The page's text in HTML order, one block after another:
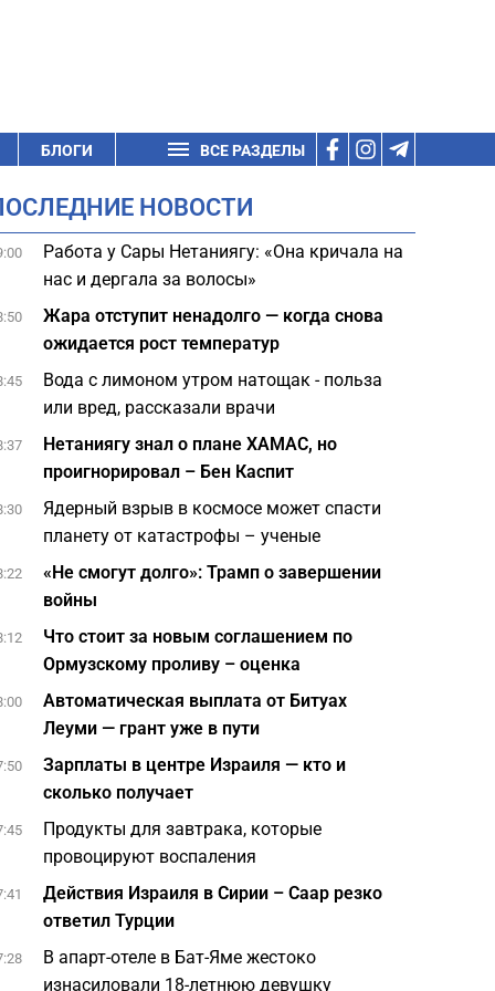
БЛОГИ ВСЕ РАЗДЕЛЫ
НОВОСТИ
Работа у Сары Нетаниягу: «Она кричала на
нас и дергала за волосы»
Жара отступит ненадолго — когда снова
ожидается рост температур
Вода с лимоном утром натощак - польза
или вред, рассказали врачи
Нетаниягу знал о плане ХАМАС, но
проигнорировал – Бен Каспит
Ядерный взрыв в космосе может спасти
планету от катастрофы – ученые
«Не смогут долго»: Трамп о завершении
войны
Что стоит за новым соглашением по
Ормузскому проливу – оценка
Автоматическая выплата от Битуах
Леуми — грант уже в пути
Зарплаты в центре Израиля — кто и
сколько получает
Продукты для завтрака, которые
провоцируют воспаления
Действия Израиля в Сирии – Саар резко
ответил Турции
В апарт-отеле в Бат-Яме жестоко
изнасиловали 18-летнюю девушку